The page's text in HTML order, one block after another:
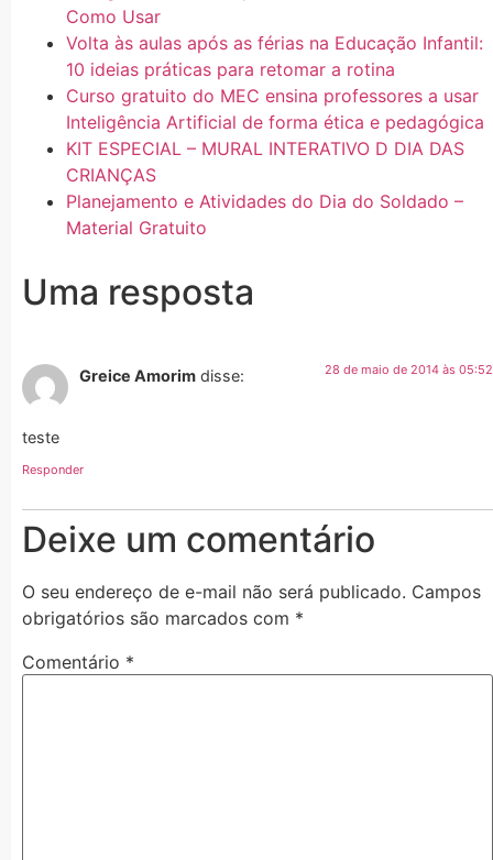
Como Usar
Volta às aulas após as férias na Educação Infantil:
10 ideias práticas para retomar a rotina
Curso gratuito do MEC ensina professores a usar
Inteligência Artificial de forma ética e pedagógica
KIT ESPECIAL – MURAL INTERATIVO D DIA DAS
CRIANÇAS
Planejamento e Atividades do Dia do Soldado –
Material Gratuito
Uma resposta
Greice Amorim disse: 28 de maio de 2014 às 05:52
teste
Responder
Deixe um comentário
O seu endereço de e-mail não será publicado. Campos
obrigatórios são marcados com *
Comentário *